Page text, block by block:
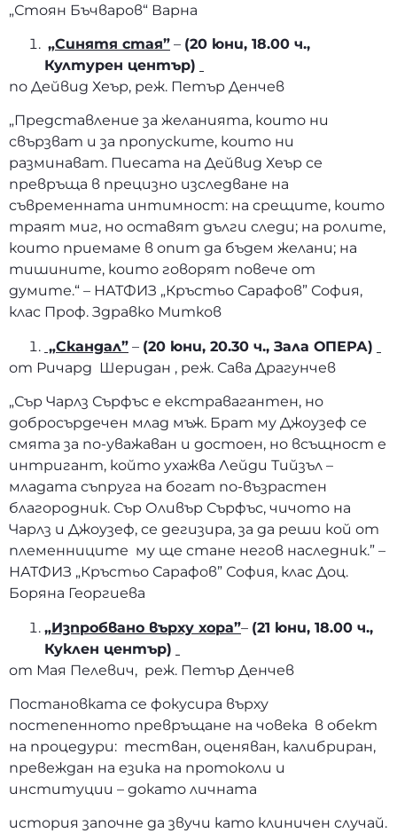
„Стоян Бъчваров“ Варна
„Синятя стая” – (20 юни, 18.00 ч.,
Културен център)
по Дейвид Хеър, реж. Петър Денчев
„Представление за желанията, които ни
свързват и за пропуските, които ни
разминават. Пиесата на Дейвид Хеър се
превръща в прецизно изследване на
съвременната интимност: на срещите, които
траят миг, но оставят дълги следи; на ролите,
които приемаме в опит да бъдем желани; на
тишините, които говорят повече от
думите.“ – НАТФИЗ „Кръстьо Сарафов” София,
клас Проф. Здравко Митков
„Скандал” – (20 юни, 20.30 ч., Зала ОПЕРА)
от Ричард Шеридан , реж. Сава Драгунчев
„Сър Чарлз Сърфъс е екстравагантен, но
добросърдечен млад мъж. Брат му Джоузеф се
смята за по-уважаван и достоен, но всъщност е
интригант, който ухажва Лейди Тийзъл –
младата съпруга на богат по-възрастен
благородник. Сър Оливър Сърфъс, чичото на
Чарлз и Джоузеф, се дегизира, за да реши кой от
племенниците му ще стане негов наследник.” –
НАТФИЗ „Кръстьо Сарафов” София, клас Доц.
Боряна Георгиева
„Изпробвано върху хора”– (21 юни, 18.00 ч.,
Куклен център)
от Мая Пелевич, реж. Петър Денчев
Постановката се фокусира върху
постепенното превръщане на човека в обект
на процедури: тестван, оценяван, калибриран,
превеждан на езика на протоколи и
институции – докато личната
история започне да звучи като клиничен случай.